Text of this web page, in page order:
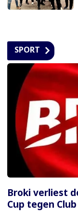
SPORT
Broki verliest
Cup tegen Club